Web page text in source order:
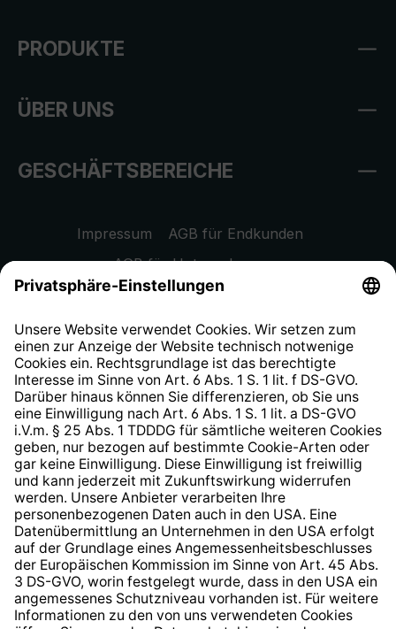
PRODUKTE
ÜBER UNS
GESCHÄFTSBEREICHE
Impressum
AGB für Endkunden
AGB für Unternehmen
Datenschutzhinweis
Widerrufsrecht
Hinweisgeberschutzsystem
Barrierefreiheit